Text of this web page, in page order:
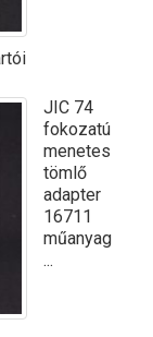
JIC 74
fokozatú
menetes
tömlő
adapter
16711
műanyag
...